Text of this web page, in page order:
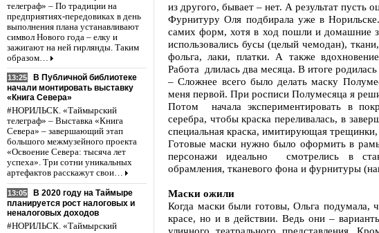
телеграф» – По традиции на
предприятиях-передовиках в день
выполнения плана устанавливают
символ Нового года – елку и
зажигают на ней гирлянды. Таким
образом…
13:25
В Публичной библиотеке
начали монтировать выставку
«Книга Севера»
#НОРИЛЬСК. «Таймырский
телеграф» – Выставка «Книга
Севера» – завершающий этап
большого межмузейного проекта
«Освоение Севера: тысяча лет
успеха». Три сотни уникальных
артефактов расскажут свои…
13:05
В 2020 году на Таймыре
планируется рост налоговых и
неналоговых доходов
#НОРИЛЬСК. «Таймырский
из другого, бывает – нет. А результат пусть
Фурнитуру Оля подбирала уже в
самих форм, хотя в ход пошли и домашние
использовались бусы (целый чемодан),
фольга, лаки, платки. А также
Работа длилась два месяца. В итоге
– Сложнее всего было делать маску
меня первой. При росписи Полумесяца я
Потом начала экспериментировать в
серебра, чтобы краска переливалась, в
специальная краска, имитирующая
Готовые маски нужно было оформить в
персонажи идеально смотрелись в
обрамления, тканевого фона и фурнитуры
Маски ожили
Когда маски были готовы, Ольга подумала,
красе, но и в действии. Ведь они –
уличного театрального представления.